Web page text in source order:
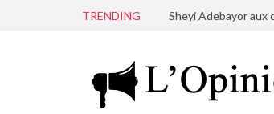
TRENDING